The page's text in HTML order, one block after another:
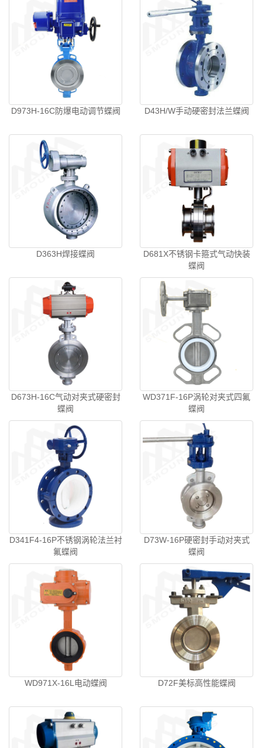
D973H-16C防爆电动调节蝶阀 D43H/W手动硬密封法兰蝶阀
D363H焊接蝶阀
D681X不锈钢卡箍式气动快装
蝶阀
D673H-16C气动对夹式硬密封
蝶阀
WD371F-16P涡轮对夹式四氟
蝶阀
D341F4-16P不锈钢涡轮法兰衬
氟蝶阀
D73W-16P硬密封手动对夹式
蝶阀
WD971X-16L电动蝶阀 D72F美标高性能蝶阀